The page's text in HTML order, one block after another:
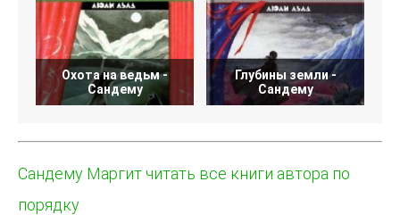
Охота на ведьм -
Сандему
Глубины земли -
Сандему
Сандему Маргит читать все книги автора по
порядку